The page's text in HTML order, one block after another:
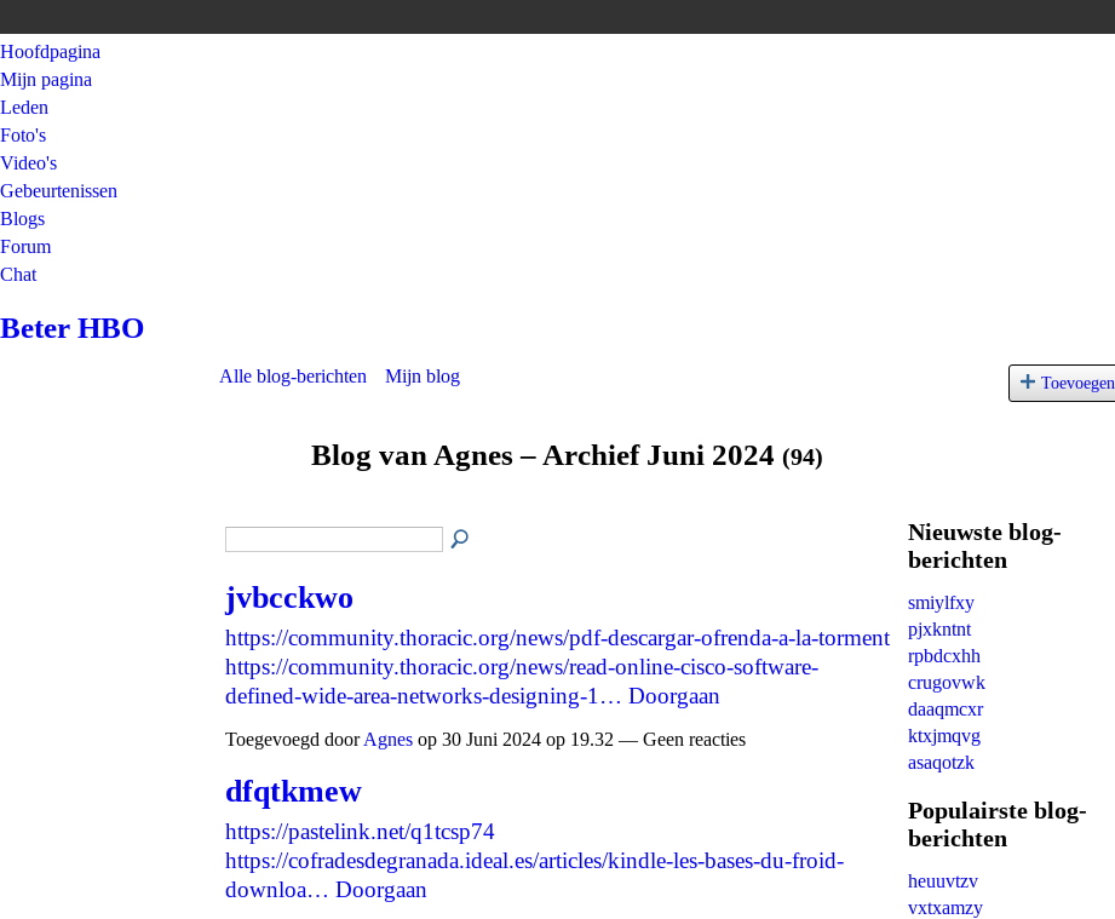
Hoofdpagina
Mijn pagina
Leden
Foto's
Video's
Gebeurtenissen
Blogs
Forum
Chat
Beter HBO
Alle blog-berichten Mijn blog Toevoegen
Blog van Agnes – Archief Juni 2024 (94)
jvbcckwo
https://community.thoracic.org/news/pdf-descargar-ofrenda-a-la-torment
https://community.thoracic.org/news/read-online-cisco-software-
defined-wide-area-networks-designing-1… Doorgaan
Toegevoegd doorAgnes op 30 Juni 2024 op 19.32 — Geen reacties
dfqtkmew
https://pastelink.net/q1tcsp74
https://cofradesdegranada.ideal.es/articles/kindle-les-bases-du-froid-
downloa… Doorgaan
Nieuwste blog-
berichten
smiylfxy
pjxkntnt
rpbdcxhh
crugovwk
daaqmcxr
ktxjmqvg
asaqotzk
Populairste blog-
berichten
heuuvtzv
vxtxamzy